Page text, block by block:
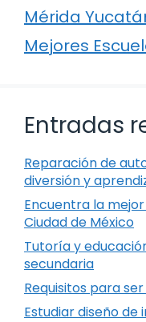
Mérida
Mejores
Entradas
Reparación de
diversión y
Encuentra la
Ciudad de México
Tutoría y
secundaria
Requisitos para
Estudiar diseño de